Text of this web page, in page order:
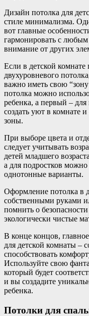
Дизайн потолка для
стиле минимализма.
вот главные
гармонировать с любым
внимание от других
Если в детской комнате
двухуровневого
важно иметь свою
потолка можно
ребенка, а первый –
создать уют в комнате
зоны.
При выборе цвета и
следует учитывать
детей младшего
а для подростков
однотонные варианты.
Оформление потолка в
собственными руками
помнить о
экологически чистые
В конце концов,
для детской комнаты –
способствовать
Используйте свою
который будет
и вы создадите
ребенка.
Потолки для